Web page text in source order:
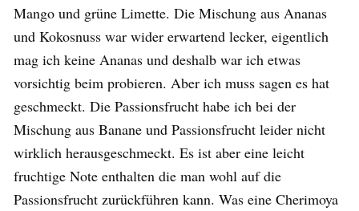
Mango und grüne Limette. Die Mischung aus Ananas
und Kokosnuss war wider erwartend lecker, eigentlich
mag ich keine Ananas und deshalb war ich etwas
vorsichtig beim probieren. Aber ich muss sagen es hat
geschmeckt. Die Passionsfrucht habe ich bei der
Mischung aus Banane und Passionsfrucht leider nicht
wirklich herausgeschmeckt. Es ist aber eine leicht
fruchtige Note enthalten die man wohl auf die
Passionsfrucht zurückführen kann. Was eine Cherimoya